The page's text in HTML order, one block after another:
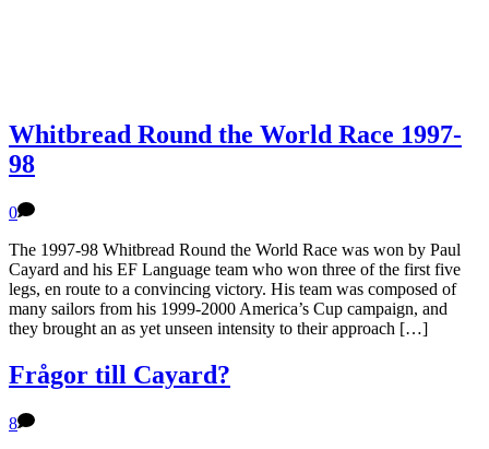
Whitbread Round the World Race 1997-
98
0
The 1997-98 Whitbread Round the World Race was won by Paul
Cayard and his EF Language team who won three of the first five
legs, en route to a convincing victory. His team was composed of
many sailors from his 1999-2000 America’s Cup campaign, and
they brought an as yet unseen intensity to their approach […]
Frågor till Cayard?
8